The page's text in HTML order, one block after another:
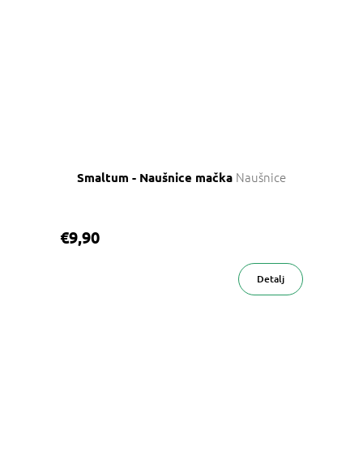
Smaltum - Naušnice mačka Naušnice
€9,90
Detalj